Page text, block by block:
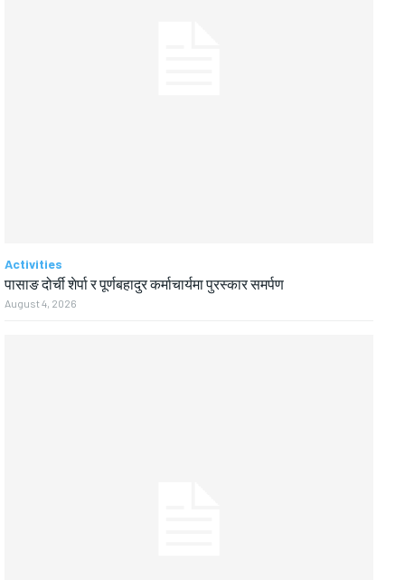
Activities
पासाङ दोर्ची शेर्पा र पूर्णबहादुर कर्माचार्यमा पुरस्कार समर्पण
August 4, 2026